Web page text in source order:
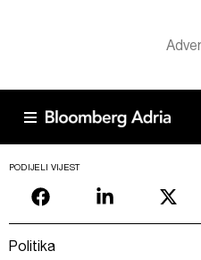
PODIJELI VIJEST
Politika